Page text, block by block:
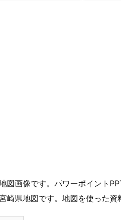
図画像です。パワーポイント
崎県地図です。地図を使った資